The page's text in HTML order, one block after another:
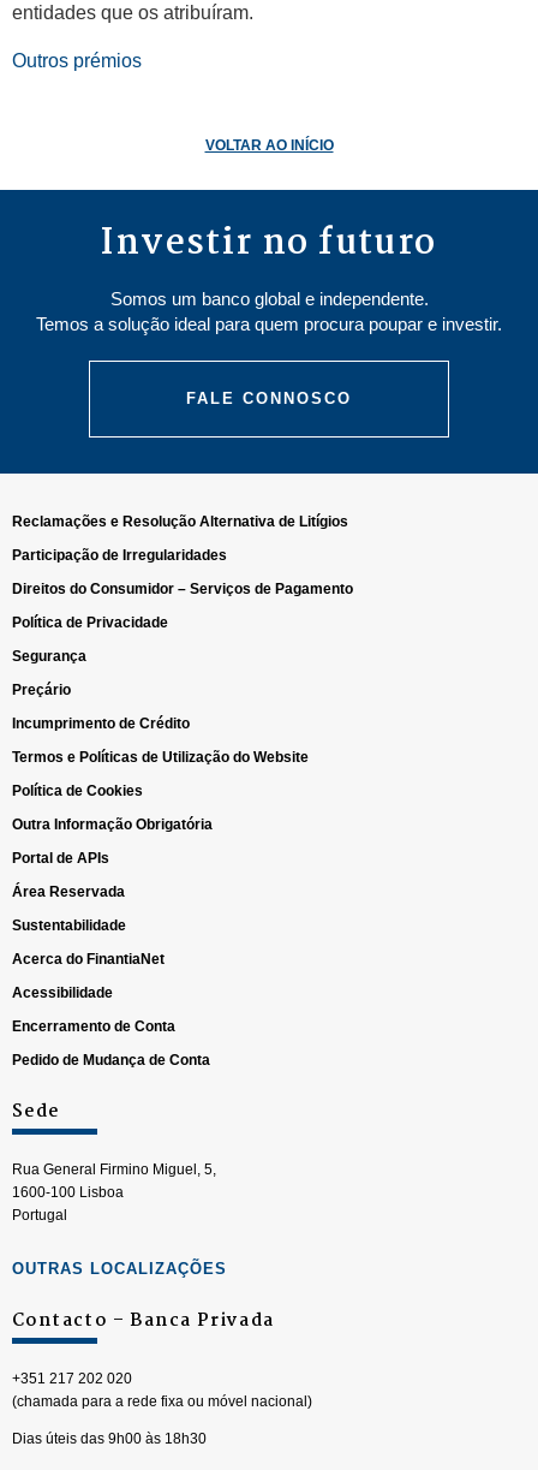
entidades que os atribuíram.
Outros prémios
VOLTAR AO INÍCIO
Investir no futuro
Somos um banco global e independente.
Temos a solução ideal para quem procura poupar e investir.
FALE CONNOSCO
Reclamações e Resolução Alternativa de Litígios
Participação de Irregularidades
Direitos do Consumidor – Serviços de Pagamento
Política de Privacidade
Segurança
Preçário
Incumprimento de Crédito
Termos e Políticas de Utilização do Website
Política de Cookies
Outra Informação Obrigatória
Portal de APIs
Área Reservada
Sustentabilidade
Acerca do FinantiaNet
Acessibilidade
Encerramento de Conta
Pedido de Mudança de Conta
Sede
Rua General Firmino Miguel, 5,
1600-100 Lisboa
Portugal
OUTRAS LOCALIZAÇÕES
Contacto – Banca Privada
+351 217 202 020
(chamada para a rede fixa ou móvel nacional)
Dias úteis das 9h00 às 18h30